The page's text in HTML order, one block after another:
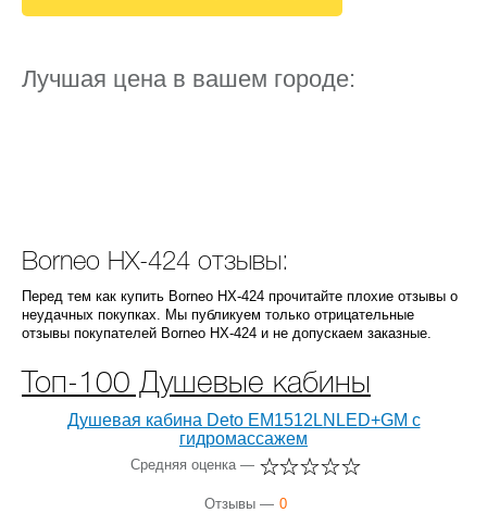
Лучшая цена в вашем городе:
Borneo HX-424 отзывы:
Перед тем как купить Borneo HX-424 прочитайте плохие отзывы о
неудачных покупках. Мы публикуем только отрицательные
отзывы покупателей Borneo HX-424 и не допускаем заказные.
Топ-100 Душевые кабины
Душевая кабина Deto EM1512LNLED+GM с
гидромассажем
Средняя оценка —
Отзывы — 0